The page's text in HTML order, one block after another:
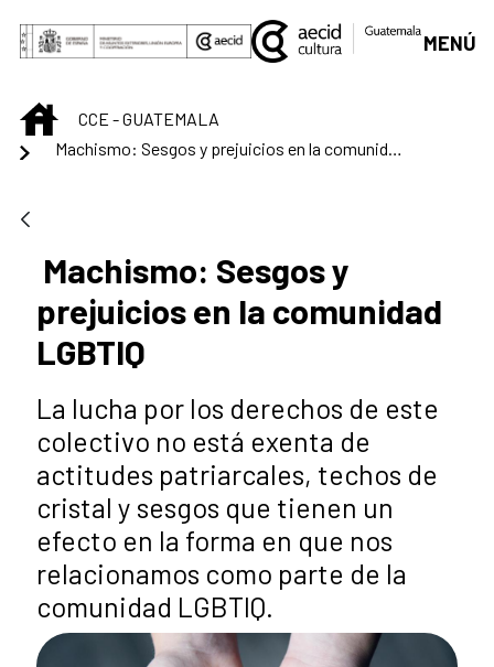
Saltar al contenido principal
MENÚ
INICIOCCE - GUATEMALA
Machismo: Sesgos y
prejuicios en la comunidad
LGBTIQ
La lucha por los derechos de este
colectivo no está exenta de
actitudes patriarcales, techos de
cristal y sesgos que tienen un
efecto en la forma en que nos
relacionamos como parte de la
comunidad LGBTIQ.